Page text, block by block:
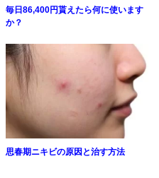
毎日86,400円貰えたら何に使います
か？
思春期ニキビの原因と治す方法